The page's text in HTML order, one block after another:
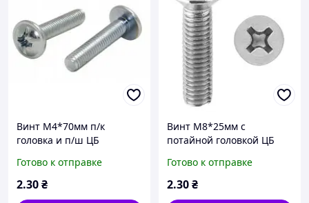
Винт М4*70мм п/к
головка и п/ш ЦБ
Готово к отправке
2.30₴
Винт М8*25мм с
потайной головкой ЦБ
Готово к отправке
2.30₴